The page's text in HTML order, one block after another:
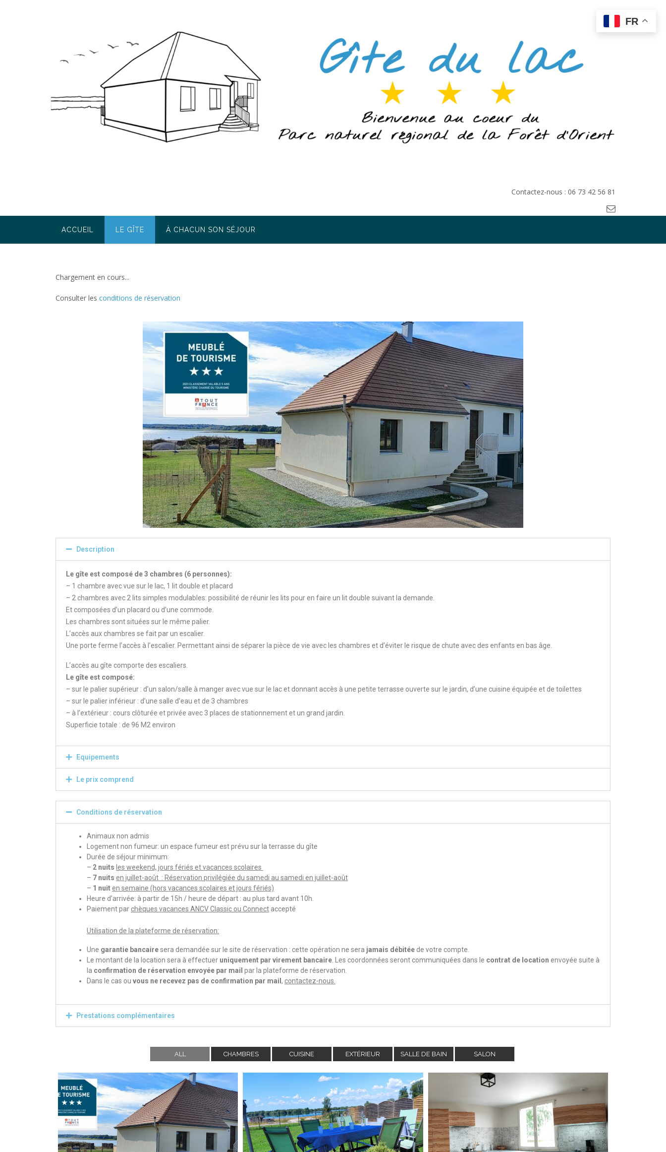
Contactez-nous : 06 73 42 56 81
ACCUEIL LE GÎTE À CHACUN SON SÉJOUR
Chargement en cours...
Consulter les conditions de réservation
Description
Le gîte est composé de 3 chambres (6 personnes):
– 1 chambre avec vue sur le lac, 1 lit double et placard
– 2 chambres avec 2 lits simples modulables: possibilité de réunir les lits pour en faire un lit double suivant la demande.
Et composées d’un placard ou d’une commode.
Les chambres sont situées sur le même palier.
L’accès aux chambres se fait par un escalier.
Une porte ferme l’accès à l’escalier. Permettant ainsi de séparer la pièce de vie avec les chambres et d’éviter le risque de chute avec des enfants en bas âge.
L’accès au gîte comporte des escaliers.
Le gîte est composé:
– sur le palier supérieur : d’un salon/salle à manger avec vue sur le lac et donnant accès à une petite terrasse ouverte sur le jardin, d’une cuisine équipée et de toilettes
– sur le palier inférieur : d’une salle d’eau et de 3 chambres
– à l’extérieur : cours clôturée et privée avec 3 places de stationnement et un grand jardin.
Superficie totale : de 96 M2 environ
Equipements
Le prix comprend
Conditions de réservation
Animaux non admis
Logement non fumeur: un espace fumeur est prévu sur la terrasse du gîte
Durée de séjour minimum:
– 2 nuits les weekend, jours fériés et vacances scolaires
– 7 nuits en juillet-août : Réservation privilégiée du samedi au samedi en juillet-août
– 1 nuiten semaine (hors vacances scolaires et jours fériés)
Heure d’arrivée: à partir de 15h / heure de départ : au plus tard avant 10h.
Paiement par chèques vacances ANCV Classic ou Connect accepté
Utilisation de la plateforme de réservation:
Une garantie bancairesera demandée sur le site de réservation : cette opération ne sera jamais débitée de votre compte.
Le montant de la location sera à effectuer uniquement par virement bancaire . Les coordonnées seront communiquées dans le contrat de location envoyée suite à
la confirmation de réservation envoyée par mail par la plateforme de réservation.
Dans le cas ou vous ne recevez pas de confirmation par mail, contactez-nous.
Prestations complémentaires
ALL CHAMBRES CUISINE EXTÉRIEUR SALLE DE BAIN SALON
FR